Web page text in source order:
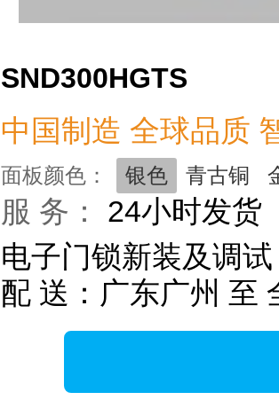
SND300HGTS
中国制造 全球品质
面板颜色： 银色 青古铜
服 务：
24小时发货
电子门锁新装及调
配 送：广东广州 至